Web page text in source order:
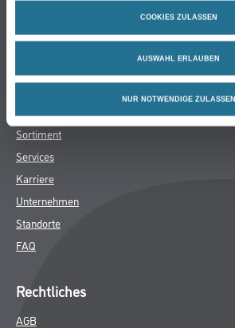
COOKIES ZULASSEN
AUSWAHL ERLAUBEN
NUR NOTWENDIGE ZULASSEN
Werkzeuge & Maschinen
Winkler & Gräbner
Sortiment
Services
Karriere
Unternehmen
Standorte
FAQ
Rechtliches
AGB